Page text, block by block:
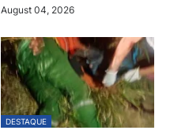
August 04, 2026
DESTAQUE